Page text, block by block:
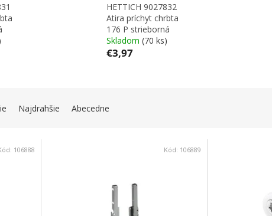
HETTICH 9027832
Atira príchyt chrbta
176 P strieborná
Skladom (70 ks)
€3,97
Najdrahšie Abecedne
106888 Kód: 106889